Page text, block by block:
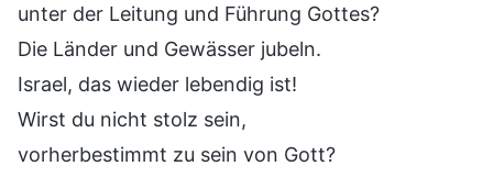
unter der Leitung und Führung Gottes?
Die Länder und Gewässer jubeln.
Israel, das wieder lebendig ist!
Wirst du nicht stolz sein,
vorherbestimmt zu sein von Gott?